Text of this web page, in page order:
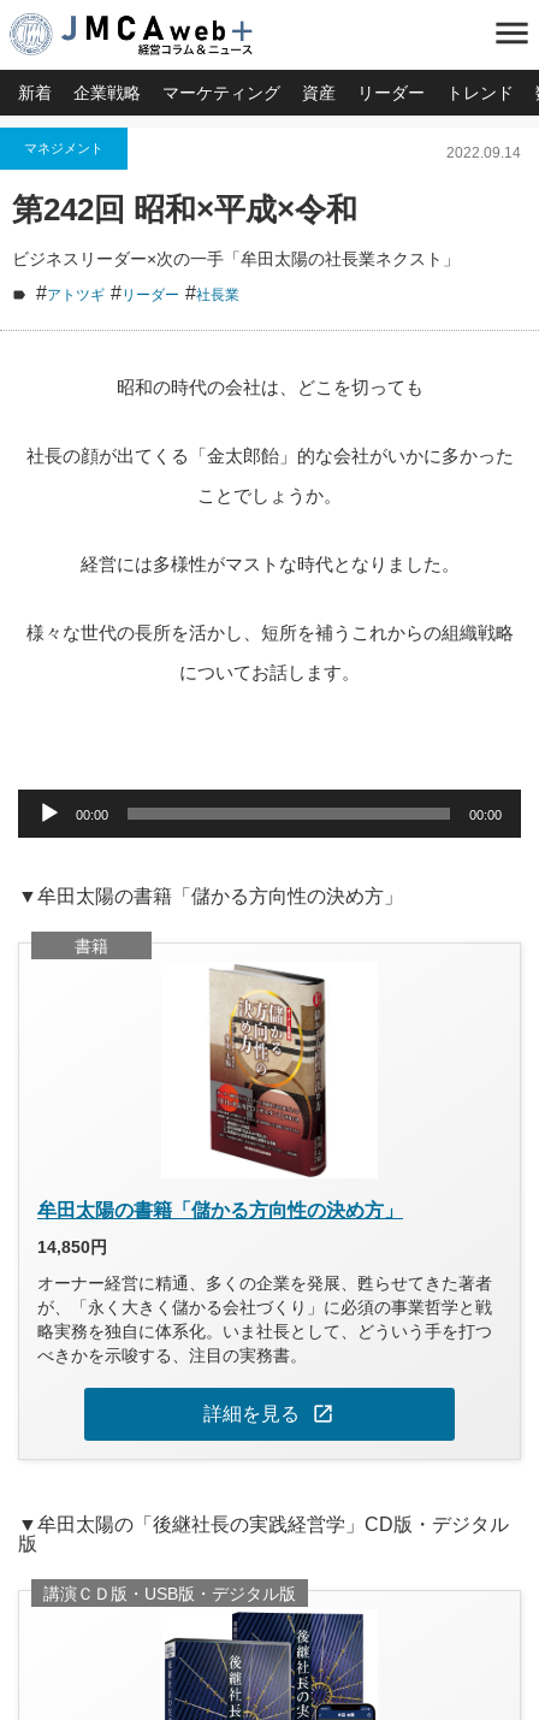
menu
新着 企業戦略 マーケティング 資産 リーダー トレンド
マネジメント 2022.09.14
第242回 昭和×平成×令和
ビジネスリーダー×次の一手「牟田太陽の社長業ネクスト」
#アトツギ #リーダー #社長業
昭和の時代の会社は、どこを切っても
社長の顔が出てくる「金太郎飴」的な会社がいかに多かった
ことでしょうか。
経営には多様性がマストな時代となりました。
様々な世代の長所を活かし、短所を補うこれからの組織戦略
についてお話します。
プ
ヤ
00:00 00:00
▼牟田太陽の書籍「儲かる方向性の決め方」
書籍
牟田太陽の書籍「儲かる方向性の決め方」
14,850円
オーナー経営に精通、多くの企業を発展、甦らせてきた著者
が、「永く大きく儲かる会社づくり」に必須の事業哲学と戦
略実務を独自に体系化。いま社長として、どういう手を打つ
べきかを示唆する、注目の実務書。
詳細を見る open_in_new
▼牟田太陽の「後継社長の実践経営学」CD版・デジタル
版
講演ＣＤ版・USB版・デジタル版